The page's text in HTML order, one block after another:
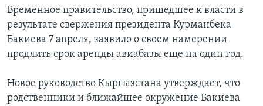
Временное правительство, пришедшее к власти в
результате свержения президента Курманбека
Бакиева 7 апреля, заявило о своем намерении
продлить срок аренды авиабазы еще на один год.
Новое руководство Кыргызстана утверждает, что
родственники и ближайшее окружение Бакиева